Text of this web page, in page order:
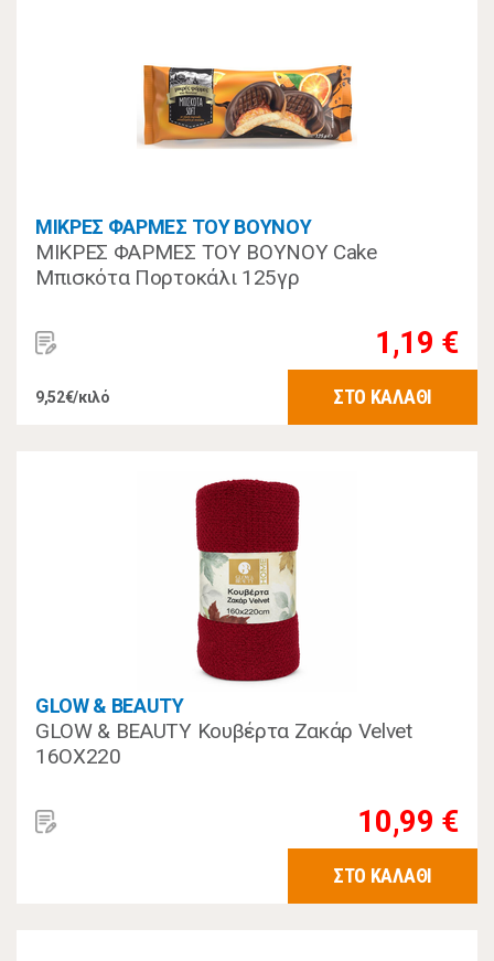
ΜΙΚΡΕΣ ΦΑΡΜΕΣ ΤΟΥ ΒΟΥΝΟΥ
ΜΙΚΡΕΣ ΦΑΡΜΕΣ ΤΟΥ ΒΟΥΝΟΥ Cake
Μπισκότα Πορτοκάλι 125γρ
1,19 €
9,52€/κιλό ΣΤΟ ΚΑΛΑΘΙ
GLOW & BEAUTY
GLOW & BEAUTY Κουβέρτα Ζακάρ Velvet
16OX220
10,99 €
ΣΤΟ ΚΑΛΑΘΙ